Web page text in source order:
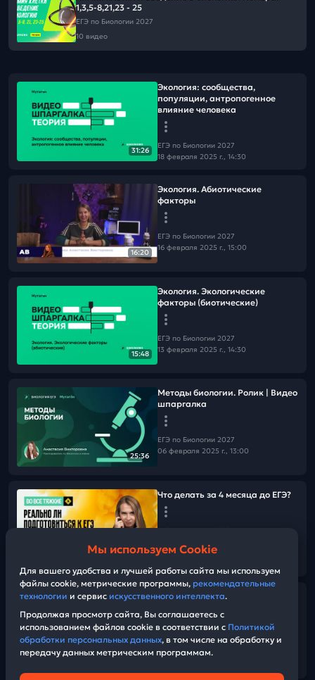
1,3,5-8,21,23 - 25
ЕГЭ по Биологии 2027
10 видео
31:26
Экология: сообщества,
популяции, антропогенное
влияние человека
ЕГЭ по Биологии 2027
18 февраля 2025 г., 14:30
16:20
Экология. Абиотические
факторы
ЕГЭ по Биологии 2027
16 февраля 2025 г., 15:00
15:48
Экология. Экологические
факторы (биотические)
ЕГЭ по Биологии 2027
13 февраля 2025 г., 14:30
25:36
Методы биологии. Ролик | Видео
шпаргалка
ЕГЭ по Биологии 2027
06 февраля 2025 г., 13:00
07:49
Что делать за 4 месяца до ЕГЭ?
45:27
Теория для номера 1
ЕГЭ по Биологии 2027
02 февраля 2025 г., 14:30
Мы используем Cookie
Для вашего удобства и лучшей работы сайта мы используем
файлы cookie, метрические программы, рекомендательные
технологии и сервис искусственного интеллекта.
Продолжая просмотр сайта, Вы соглашаетесь с
использованием файлов cookie в соответствии с Политикой
обработки персональных данных, в том числе на обработку и
передачу данных метрическим программам.